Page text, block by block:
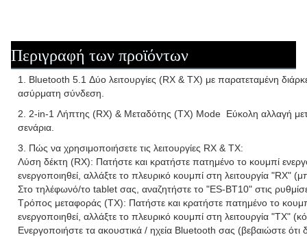
Περιγραφή των προϊόντων
1. Bluetooth 5.1 Δύο λειτουργίες (RX & TX) με παρατεταμένη
ασύρματη σύνδεση.
2. 2-in-1 Λήπτης (RX) & Μεταδότης (TX) Mode ️ Εύκολη αλλαγή
σενάρια.
3. Πώς να χρησιμοποιήσετε τις λειτουργίες RX & TX:
Λύση δέκτη (RX): Πατήστε και κρατήστε πατημένο το κουμπί
ενεργοποιηθεί, αλλάξτε το πλευρικό κουμπί στη λειτουργία "RX"
Στο τηλέφωνό/το tablet σας, αναζητήστε το "ES-BT10" στις
Τρόπος μεταφοράς (TX): Πατήστε και κρατήστε πατημένο το
ενεργοποιηθεί, αλλάξτε το πλευρικό κουμπί στη λειτουργία "TX"
Ενεργοποιήστε τα ακουστικά / ηχεία Bluetooth σας (βεβαιώστε ότι